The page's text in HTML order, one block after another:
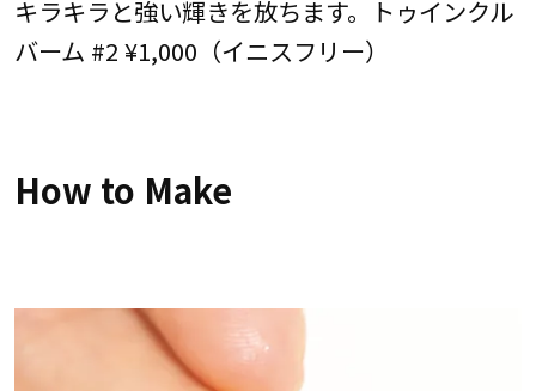
キラキラと強い輝きを放ちます。トゥインクル
バーム #2 ¥1,000（イニスフリー）
How to Make